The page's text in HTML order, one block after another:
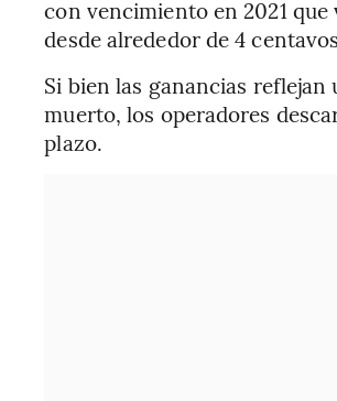
con vencimiento en 2021
desde alrededor de 4
Si bien las ganancias
muerto, los operadores
plazo.